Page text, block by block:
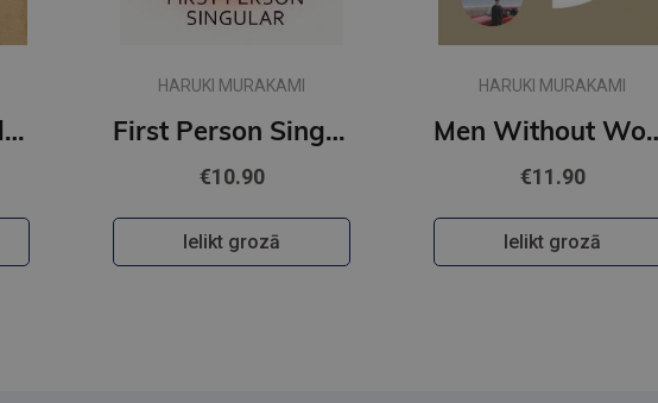
Killing Commendatore
HARUKI MURAKAMI
First Person Singular : mind-bending new collection of short stories
€10.90
Ielikt grozā
HARUKI MURAKAMI
Men
€11.90
Ielikt grozā